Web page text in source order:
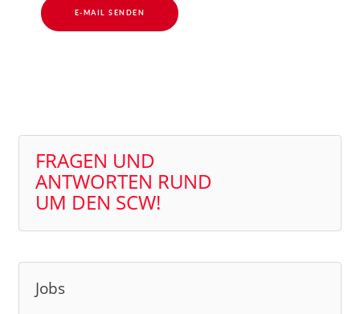
E-MAIL SENDEN
FRAGEN UND
ANTWORTEN RUND
UM DEN SCW!
Jobs